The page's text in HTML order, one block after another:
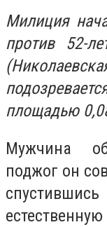
Милиция
против 52-
площадью
Мужчина
поджог он